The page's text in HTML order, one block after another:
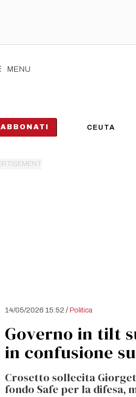
MENU
ABBONATI CEUTA
14/05/2026 15:52 /Politica
Governo in tilt
in confusione
Crosetto sollecita
fondo Safe per la difesa,